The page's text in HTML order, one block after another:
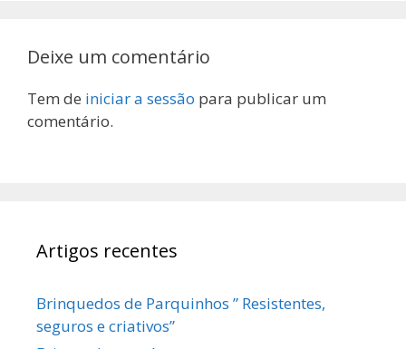
Deixe um comentário
Tem de iniciar a sessão para publicar um
comentário.
Artigos recentes
Brinquedos de Parquinhos ” Resistentes,
seguros e criativos”